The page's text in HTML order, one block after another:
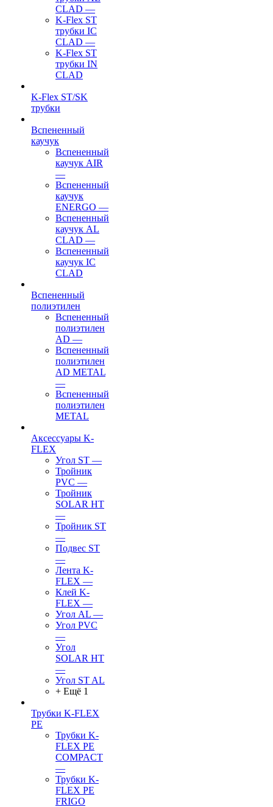
CLAD —
K-Flex ST
трубки IC
CLAD —
K-Flex ST
трубки IN
CLAD
K-Flex ST/SK
трубки
Вспененный
каучук
Вспененный
каучук AIR
—
Вспененный
каучук
ENERGO —
Вспененный
каучук AL
CLAD —
Вспененный
каучук IC
CLAD
Вспененный
полиэтилен
Вспененный
полиэтилен
AD —
Вспененный
полиэтилен
AD METAL
—
Вспененный
полиэтилен
METAL
Аксессуары K-
FLEX
Угол ST —
Тройник
PVC —
Тройник
SOLAR HT
—
Тройник ST
—
Подвес ST
—
Лента K-
FLEX —
Клей K-
FLEX —
Угол AL —
Угол PVC
—
Угол
SOLAR HT
—
Угол ST AL
+ Ещё 1
Трубки K-FLEX
PE
Трубки K-
FLEX PE
COMPACT
—
Трубки K-
FLEX PE
FRIGO